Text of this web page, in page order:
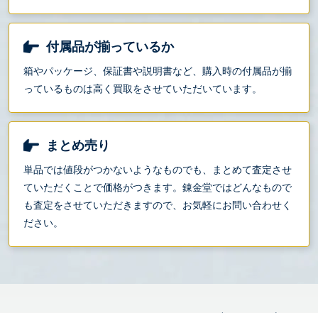
付属品が揃っているか
箱やパッケージ、保証書や説明書など、購入時の付属品が揃
っているものは高く買取をさせていただいています。
まとめ売り
単品では値段がつかないようなものでも、まとめて査定させ
ていただくことで価格がつきます。錬金堂ではどんなもので
も査定をさせていただきますので、お気軽にお問い合わせく
ださい。